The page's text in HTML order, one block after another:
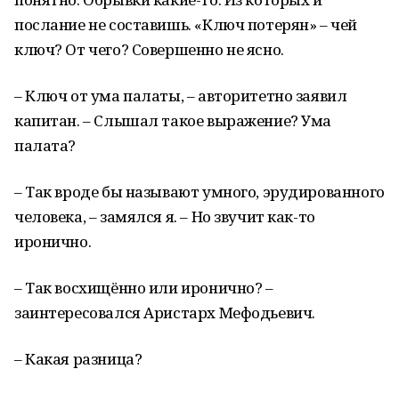
послание не составишь. «Ключ потерян» – чей
ключ? От чего? Совершенно не ясно.
– Ключ от ума палаты, – авторитетно заявил
капитан. – Слышал такое выражение? Ума
палата?
– Так вроде бы называют умного, эрудированного
человека, – замялся я. – Но звучит как-то
иронично.
– Так восхищённо или иронично? –
заинтересовался Аристарх Мефодьевич.
– Какая разница?